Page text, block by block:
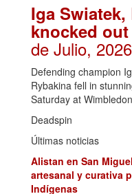
Iga
knocked
de Julio,
Defending champion
Rybakina fell in
Saturday at
Deadspin
Últimas noticias
Alistan en San
artesanal y curativa
Indígenas